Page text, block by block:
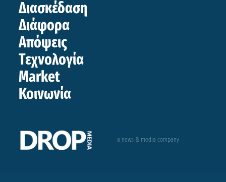
Διασκέδαση
Διάφορα
Απόψεις
Τεχνολογία
Market
Κοινωνία
a news & media company